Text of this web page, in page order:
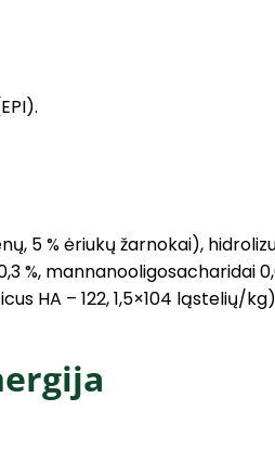
5 % ėriukų žarnokai),
%, mannanooligosacharidai
HA – 122, 1,5×104 ląstelių/